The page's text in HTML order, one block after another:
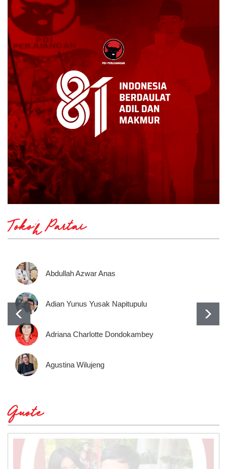
Tokoh Partai
Abdullah Azwar Anas
Adian Yunus Yusak Napitupulu
Adriana Charlotte Dondokambey
Agustina Wilujeng
Quote